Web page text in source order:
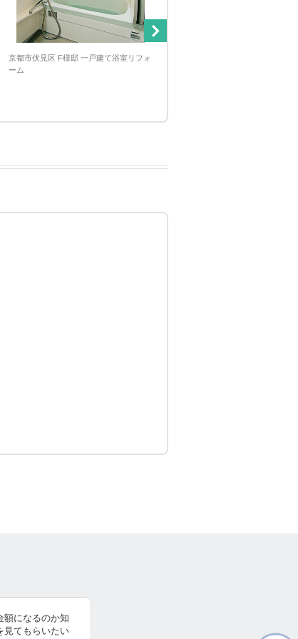
京都市伏見区 F様邸 一戸建て浴室リフォ
ーム
額になるのか知
見てもらいたい